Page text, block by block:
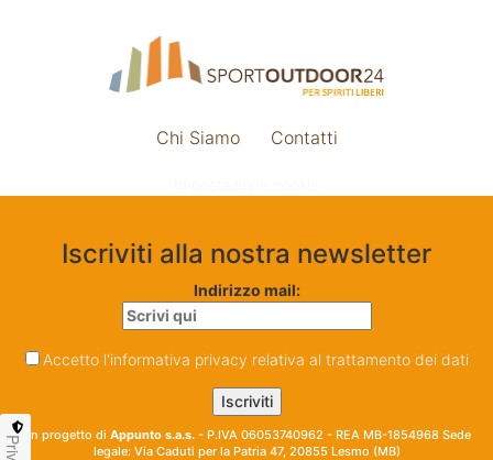
Chi Siamo Contatti
Iscriviti alla nostra newsletter
Indirizzo mail:
Accetto l'informativa privacy relativa al trattamento dei dati
Un progetto di Appunto s.a.s. - P.IVA 06053740962 - REA MB-1854968 Sede
legale: Via Caduti per la Patria 47, 20855 Lesmo (MB)